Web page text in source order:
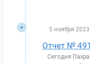
5 ноября 2023
Отчет №
Сегодня